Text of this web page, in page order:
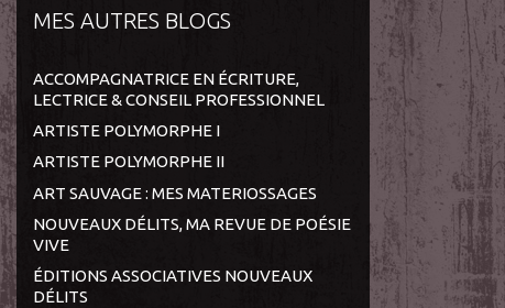
MES AUTRES BLOGS
ACCOMPAGNATRICE EN ÉCRITURE,
LECTRICE & CONSEIL PROFESSIONNEL
ARTISTE POLYMORPHE I
ARTISTE POLYMORPHE II
ART SAUVAGE : MES MATERIOSSAGES
NOUVEAUX DÉLITS, MA REVUE DE POÉSIE
VIVE
ÉDITIONS ASSOCIATIVES NOUVEAUX
DÉLITS